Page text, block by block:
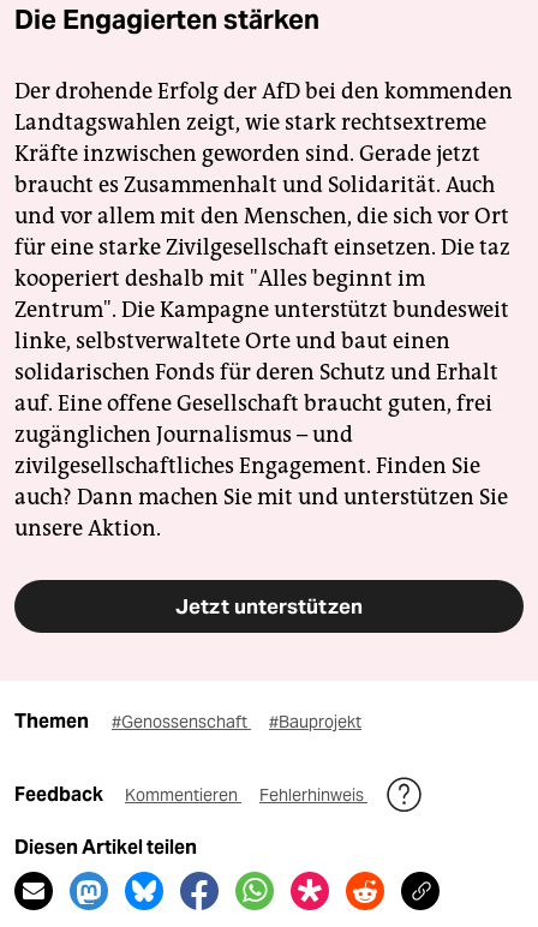
Die Engagierten stärken
Der drohende Erfolg der AfD bei den kommenden
Landtagswahlen zeigt, wie stark rechtsextreme
Kräfte inzwischen geworden sind. Gerade jetzt
braucht es Zusammenhalt und Solidarität. Auch
und vor allem mit den Menschen, die sich vor Ort
für eine starke Zivilgesellschaft einsetzen. Die taz
kooperiert deshalb mit "Alles beginnt im
Zentrum". Die Kampagne unterstützt bundesweit
linke, selbstverwaltete Orte und baut einen
solidarischen Fonds für deren Schutz und Erhalt
auf. Eine offene Gesellschaft braucht guten, frei
zugänglichen Journalismus – und
zivilgesellschaftliches Engagement. Finden Sie
auch? Dann machen Sie mit und unterstützen Sie
unsere Aktion.
Jetzt unterstützen
Themen #Genossenschaft #Bauprojekt
Feedback Kommentieren Fehlerhinweis
Diesen Artikel teilen